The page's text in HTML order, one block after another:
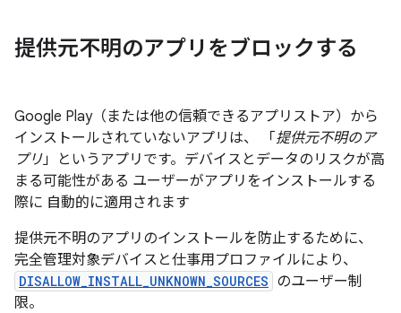
提供元不明のアプリをブロックする
Google Play（または他の信頼できるアプリストア）から
インストールされていないアプリは、 「 提供元不明のア
プリ」というアプリです。デバイスとデータのリスクが高
まる可能性がある ユーザーがアプリをインストールする
際に 自動的に適用されます
提供元不明のアプリのインストールを防止するために、
完全管理対象デバイスと仕事用プロファイルにより、
DISALLOW_INSTALL_UNKNOWN_SOURCES のユーザー制
限。